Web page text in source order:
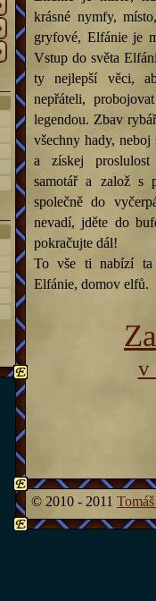
krásné nymfy,
gryfové, Elfánie je
Vstup do světa
ty nejlepší věci,
nepřáteli,
legendou. Zbav
všechny hady,
a získej
samotář a založ s
společně do
nevadí, jděte do
pokračujte dál!
To vše ti nabízí ta
Elfánie, domov elfů.
v
© 2010 - 2011